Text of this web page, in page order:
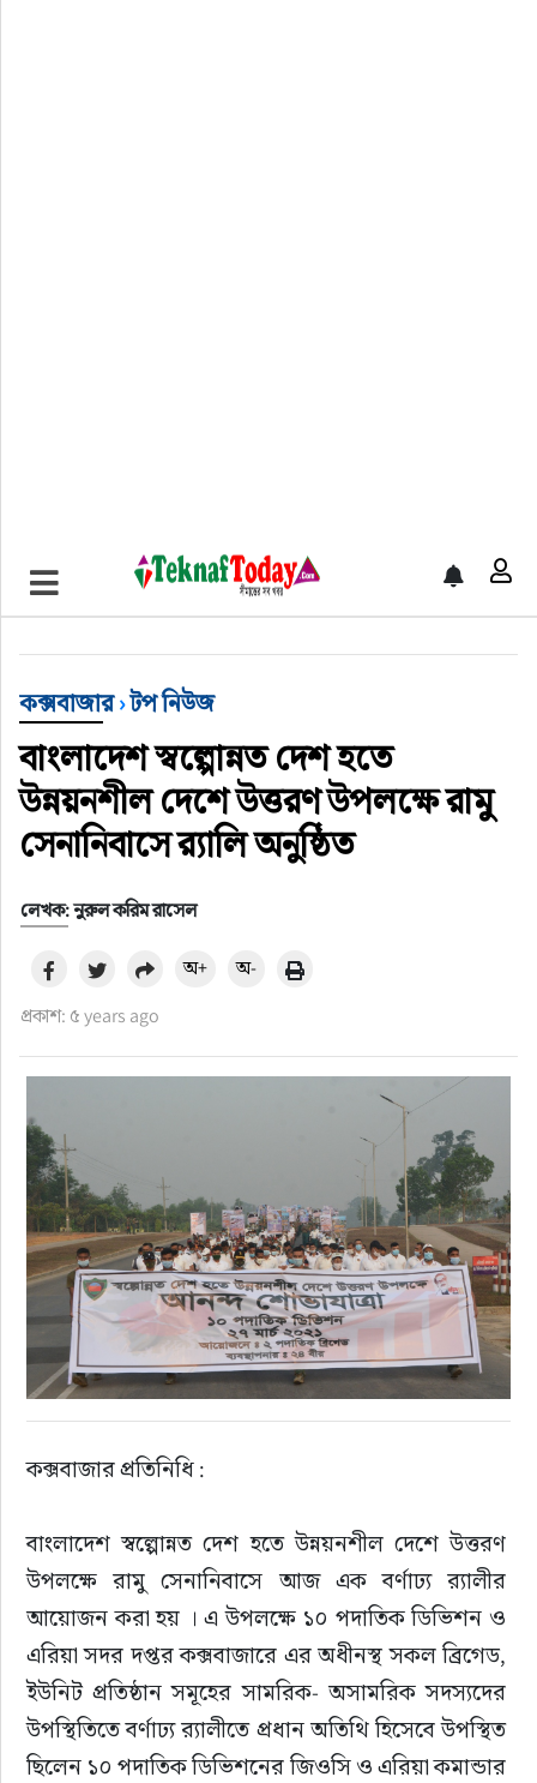
খেলাধুলা
বিনোদন
অর্থ-বানিজ্য
অন্যান্য
কক্সবাজার›টপ নিউজ
বাংলাদেশ স্বল্পোন্নত দেশ হতে
উন্নয়নশীল দেশে উত্তরণ উপলক্ষে রামু
সেনানিবাসে র‍্যালি অনুষ্ঠিত
লেখক: নুরুল করিম রাসেল
প্রকাশ: ৫ years ago
অ+ অ-
কক্সবাজার প্রতিনিধি :
বাংলাদেশ স্বল্পোন্নত দেশ হতে উন্নয়নশীল দেশে উত্তরণ
উপলক্ষে রামু সেনানিবাসে আজ এক বর্ণাঢ্য র‍্যালীর
আয়োজন করা হয় । এ উপলক্ষে ১০ পদাতিক ডিভিশন ও
এরিয়া সদর দপ্তর কক্সবাজারে এর অধীনস্থ সকল ব্রিগেড,
ইউনিট প্রতিষ্ঠান সমূহের সামরিক- অসামরিক সদস্যদের
উপস্থিতিতে বর্ণাঢ্য র‍্যালীতে প্রধান অতিথি হিসেবে উপস্থিত
ছিলেন ১০ পদাতিক ডিভিশনের জিওসি ও এরিয়া কমান্ডার